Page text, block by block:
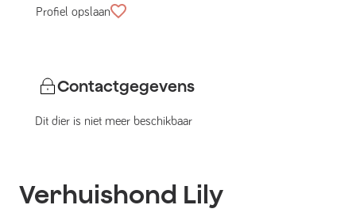
Profiel opslaan
Contactgegevens
Dit dier is niet meer beschikbaar
Verhuishond Lily